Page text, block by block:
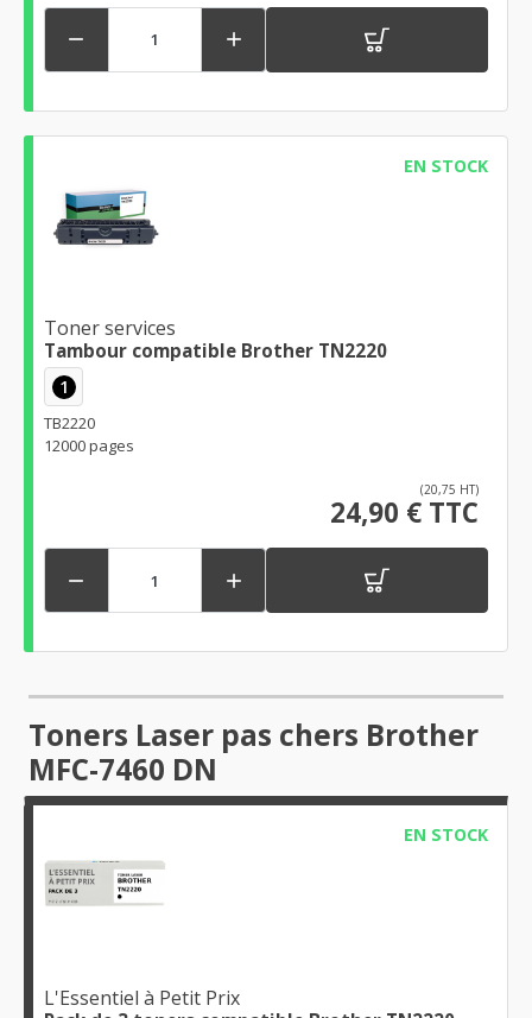
 
EN STOCK
Toner services
Tambour compatible Brother TN2220
1
TB2220
12000 pages
(20,75 HT)
24,90 € TTC
 
Toners Laser pas chers Brother
MFC-7460 DN
EN STOCK
L'Essentiel à Petit Prix